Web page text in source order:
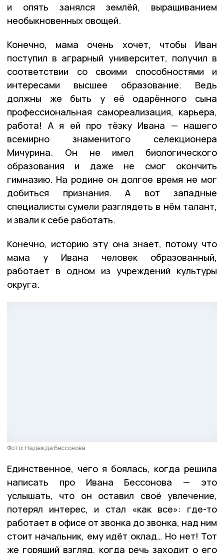
и опять занялся землёй, выращиванием
необыкновенных овощей.
Конечно, мама очень хочет, чтобы Иван
поступил в аграрный университет, получил в
соответствии со своими способностями и
интересами высшее образование. Ведь
должны же быть у её одарённого сына
профессиональная самореализация, карьера,
работа! А я ей про тёзку Ивана — нашего
всемирно знаменитого селекционера
Мичурина.
Он не имел биологического
образования и даже не смог окончить
гимназию. На родине он долгое время не мог
добиться признания. А вот западные
специалисты сумели разглядеть в нём талант,
и звали к себе работать.
Конечно, историю эту она знает, потому что
мама у Ивана человек образованный,
работает в одном из учреждений культуры
округа.
Фото: Надежда Бессонова
Единственное, чего я боялась, когда решила
написать про Ивана Бессонова — это
услышать, что он оставил своё увлечение,
потерял интерес, и стал «как все»: где-то
работает в офисе от звонка до звонка, над ним
стоит начальник, ему идёт оклад… Но нет! Тот
же горящий взгляд, когда речь заходит о его